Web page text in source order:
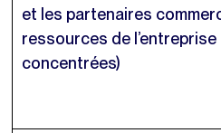
et les partenaires
ressources de
concentrées)